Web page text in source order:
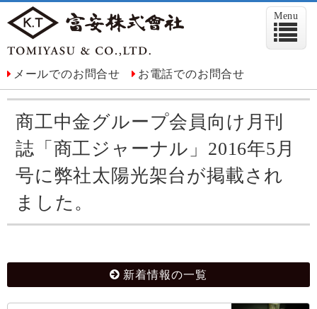
メールでのお問合せ お電話でのお問合せ
商工中金グループ会員向け月刊
誌「商工ジャーナル」2016年5月
号に弊社太陽光架台が掲載され
ました。
新着情報の一覧
Menu